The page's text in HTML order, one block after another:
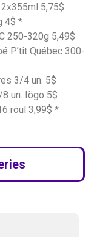
5,75$
4$ *
250-320g 5,49$
P’tit Québec 300-
3/4 un. 5$
un. Iögo 5$
roul 3,99$ *